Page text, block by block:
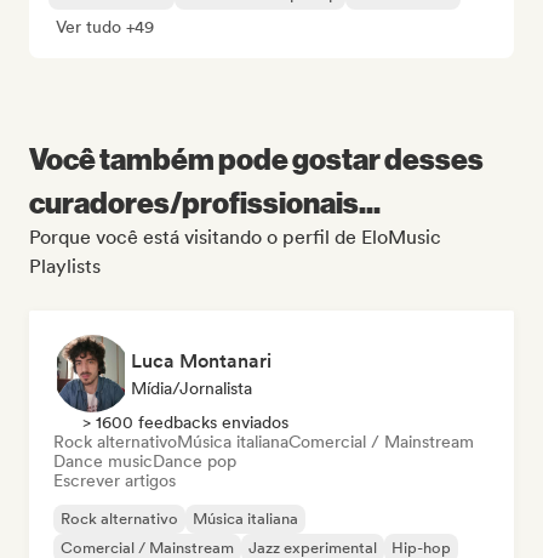
Ver tudo +49
Você também pode gostar desses
curadores/profissionais...
Porque você está visitando o perfil de EloMusic
Playlists
Luca Montanari
Mídia/Jornalista
> 1600 feedbacks enviados
Rock alternativoMúsica italianaComercial / Mainstream
Dance musicDance pop
Escrever artigos
Rock alternativo
Música italiana
Comercial / Mainstream
Jazz experimental
Hip-hop